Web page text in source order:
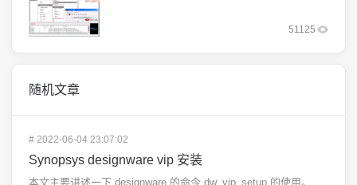
51125
随机文章
# 2022-06-04 23:07:02
Synopsys designware vip 安装